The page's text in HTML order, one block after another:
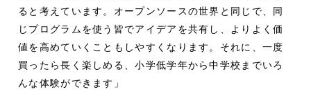
ると考えています。オープンソースの世界と同じで、同
じプログラムを使う皆でアイデアを共有し、よりよく価
値を高めていくこともしやすくなります。それに、一度
買ったら長く楽しめる、小学低学年から中学校までいろ
んな体験ができます」